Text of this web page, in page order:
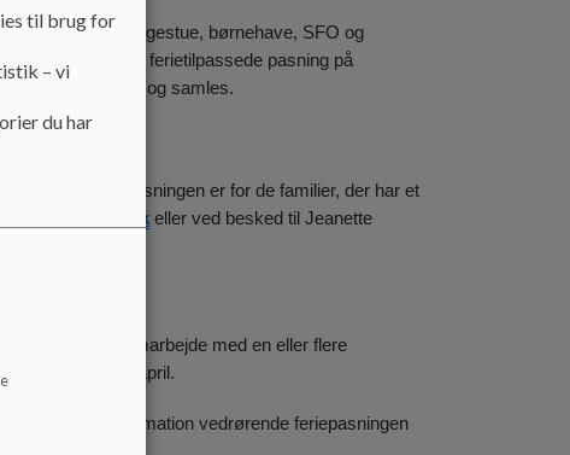
dagligdag i vuggestue, børnehave, SFO og
af den ferietilpassede pasning på
kan koordineres og samles.
er at feriepasningen er for de familier, der har et
eller ved besked til Jeanette
foregå i samarbejde med en eller flere
pasning d. 1. april.
institution. Information vedrørende feriepasningen
til brug for
– vi
du har